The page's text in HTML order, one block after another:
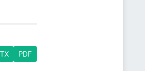
PDF